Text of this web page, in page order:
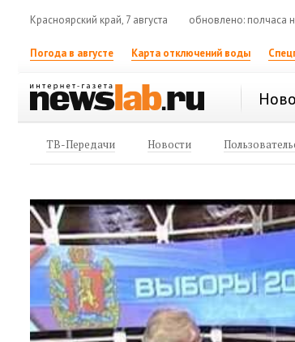
Красноярский край, 7 августа обновлено: полчаса
Погода в августе Карта отключений воды
ТВ-Передачи Новости